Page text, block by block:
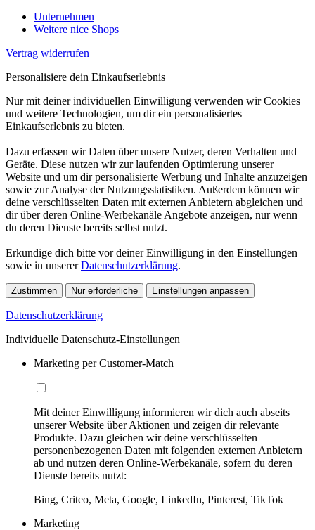
Unternehmen
Weitere nice Shops
Vertrag widerrufen
Personalisiere dein Einkaufserlebnis
Nur mit deiner individuellen Einwilligung verwenden wir Cookies
und weitere Technologien, um dir ein personalisiertes
Einkaufserlebnis zu bieten.
Dazu erfassen wir Daten über unsere Nutzer, deren Verhalten und
Geräte. Diese nutzen wir zur laufenden Optimierung unserer
Website und um dir personalisierte Werbung und Inhalte anzuzeigen
sowie zur Analyse der Nutzungsstatistiken. Außerdem können wir
deine verschlüsselten Daten mit externen Anbietern abgleichen und
dir über deren Online-Werbekanäle Angebote anzeigen, nur wenn
du deren Dienste bereits selbst nutzt.
Erkundige dich bitte vor deiner Einwilligung in den Einstellungen
sowie in unsererDatenschutzerklärung.
Zustimmen Nur erforderliche Einstellungen anpassen
Datenschutzerklärung
Individuelle Datenschutz-Einstellungen
Marketing per Customer-Match
Mit deiner Einwilligung informieren wir dich auch abseits
unserer Website über Aktionen und zeigen dir relevante
Produkte. Dazu gleichen wir deine verschlüsselten
personenbezogenen Daten mit folgenden externen Anbietern
ab und nutzen deren Online-Werbekanäle, sofern du deren
Dienste bereits nutzt:
Bing, Criteo, Meta, Google, LinkedIn, Pinterest, TikTok
Marketing